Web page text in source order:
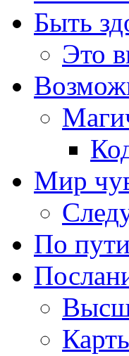
Быть
Это
Мир
По